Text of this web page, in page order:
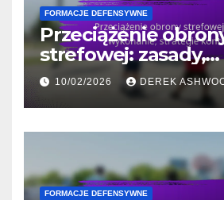
FORMACJE DEFENSYWNE
Przeciążenie
strefowej: zasady,
wykonanie,
kontrujące
10/02/2026 DEREK
FORMACJE DEFENSYWNE